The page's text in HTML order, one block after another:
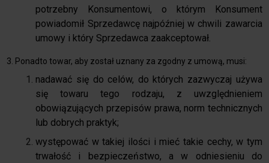
potrzebny Konsumentowi, o którym Konsument
powiadomił Sprzedawcę najpóźniej w chwili zawarcia
umowy i który Sprzedawca zaakceptował.
3. Ponadto towar, aby został uznany za zgodny z umową, musi:
nadawać się do celów, do których zazwyczaj używa
się towaru tego rodzaju, z uwzględnieniem
obowiązujących przepisów prawa, norm technicznych
lub dobrych praktyk;
występować w takiej ilości i mieć takie cechy, w tym
trwałość i bezpieczeństwo, a w odniesieniu do